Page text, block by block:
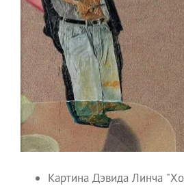
Картина Дэвида Линча